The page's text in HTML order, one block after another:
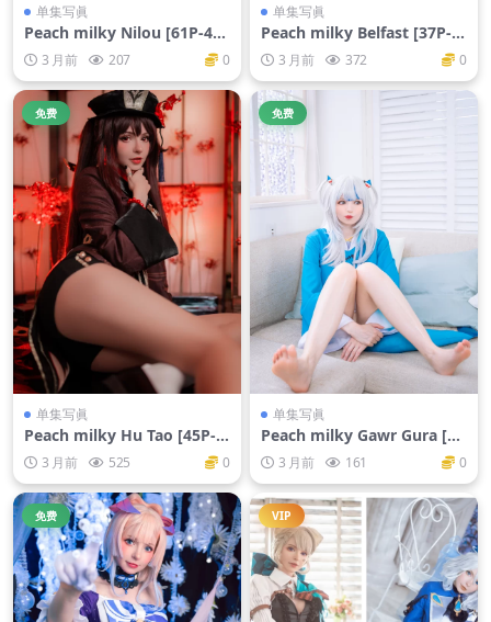
单集写眞
Peach milky Nilou [61P-481
M] 3 月前 207 0
单集写眞
Peach milky Belfast [37P-2
73M]3 月前 372 0
免费
单集写眞
Peach milky Hu Tao [45P-2
64M]3 月前 525 0
免费
单集写眞
Peach milky Gawr Gura [50
P-377M]
3 月前 161 0
免费 VIP